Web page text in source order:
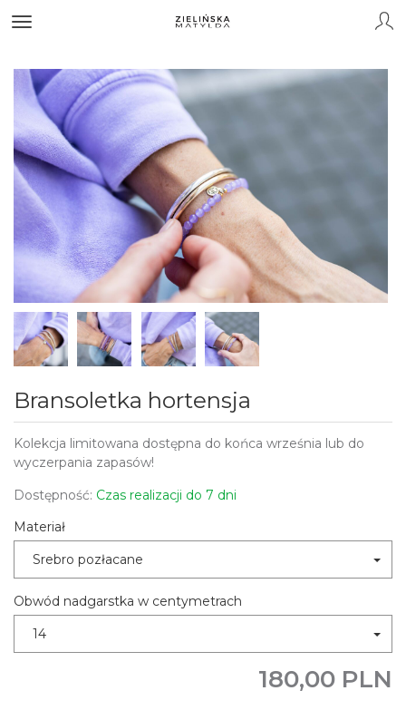
Bransoletka hortensja
Kolekcja limitowana dostępna do końca września lub do
wyczerpania zapasów!
Dostępność: Czas realizacji do 7 dni
Materiał
Srebro pozłacane
Obwód nadgarstka w centymetrach
14
180,00 PLN